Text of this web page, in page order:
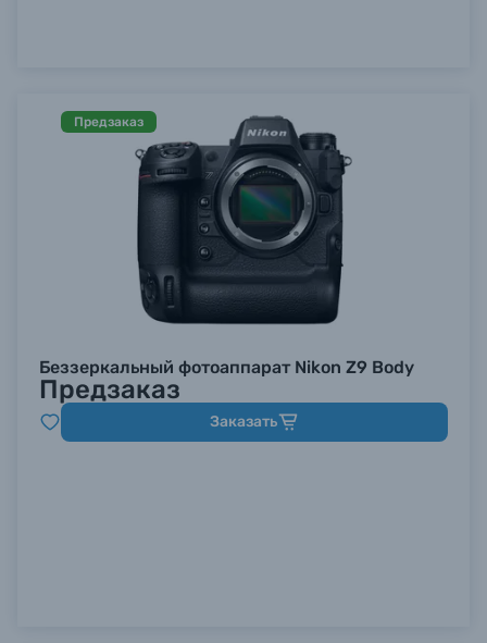
Предзаказ
Беззеркальный фотоаппарат Nikon Z9 Body
Предзаказ
Заказать